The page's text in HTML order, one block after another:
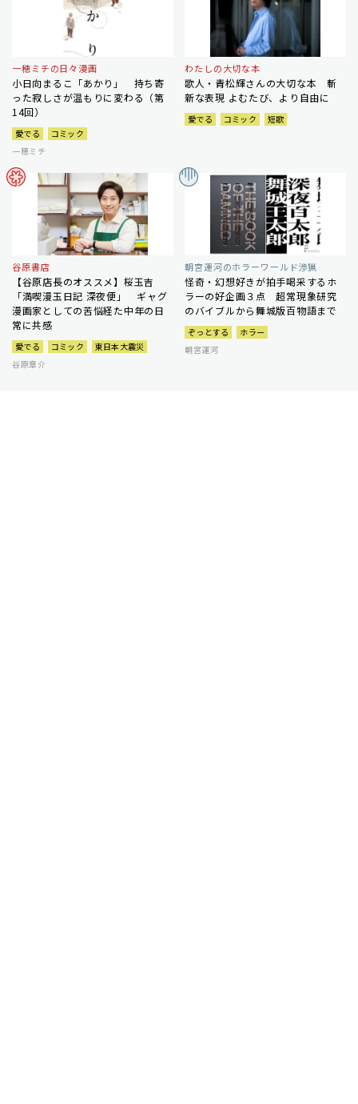
一穂ミチの日々漫画
小日向まるこ「あかり」 持ち寄
った寂しさが温もりに変わる（第
14回）
愛でる
コミック
一穂ミチ
わたしの大切な本
歌人・青松輝さんの大切な本 斬
新な表現 よむたび、より自由に
愛でる コミック 短歌
谷原書店
【谷原店長のオススメ】桜玉吉
「満喫漫玉日記 深夜便」 ギャグ
漫画家としての苦悩経た中年の日
常に共感
愛でる コミック
東日本大震災
谷原章介
朝宮運河のホラーワールド渉猟
怪奇・幻想好きが拍手喝采するホ
ラーの好企画３点 超常現象研究
のバイブルから舞城版百物語まで
ぞっとする
ホラー
朝宮運河